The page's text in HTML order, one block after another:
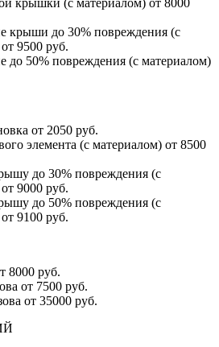
крыши до 30% повреждения (с
9500 руб.
до 50% повреждения (с материалом)
от 2050 руб.
элемента (с материалом) от 8500
до 30% повреждения (с
9000 руб.
до 50% повреждения (с
9100 руб.
8000 руб.
от 7500 руб.
от 35000 руб.